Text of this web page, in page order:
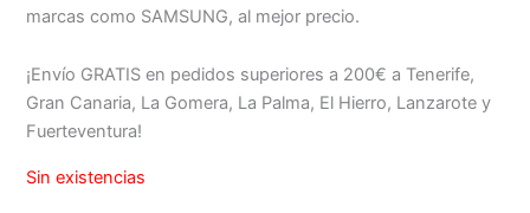
marcas como SAMSUNG, al mejor precio.
¡Envío GRATIS en pedidos superiores a 200€ a Tenerife,
Gran Canaria, La Gomera, La Palma, El Hierro, Lanzarote y
Fuerteventura!
Sin existencias